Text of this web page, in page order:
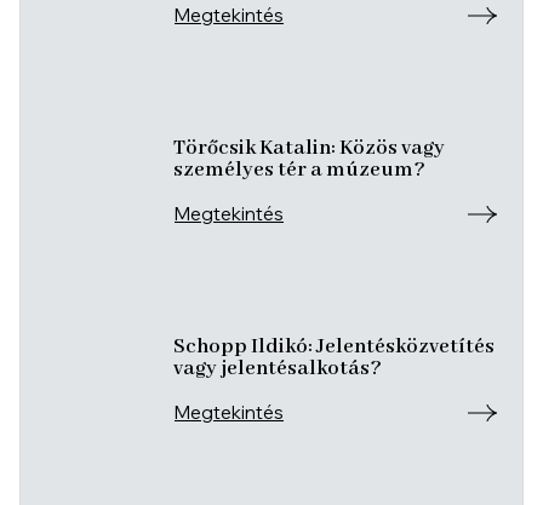
Megtekintés
Törőcsik Katalin: Közös vagy
személyes tér a múzeum?
Megtekintés
Schopp Ildikó: Jelentésközvetítés
vagy jelentésalkotás?
Megtekintés